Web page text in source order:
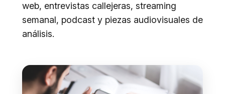
web, entrevistas callejeras, streaming
semanal, podcast y piezas audiovisuales de
análisis.